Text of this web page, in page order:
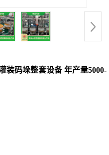
装码垛整套设备 年产量5000-